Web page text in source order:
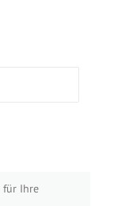
für Ihre